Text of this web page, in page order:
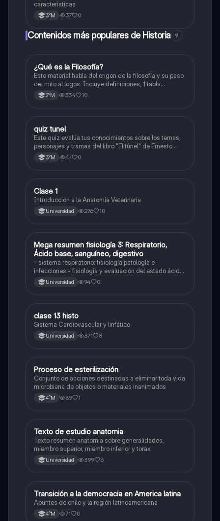
características
3°M 37 0
Contenidos más populares de Historia 9
Historia
¿Qué es la Filosofía?
Este material habla del origen de la filosofía y su paso
del mito al logos. Incluye definiciones, 1 tabla
comparativa, conceptos como la cosmología y la
antropología, y propuestas de filósofos presocráticos.
2°M 334 10
Otros
quiz tunel
Este quiz evalúa tus conocimientos sobre los temas,
personajes y tramas del libro "El túnel" de Ernesto
Sabato.
3°M 41 0
Otros
Clase 1
Introducción a la Anatomía Veterinaria
Universidad 276 10
Biología
Mega resumen fisiología 3: Respiratorio,
Ácido base, sanguíneo, digestivo
- sistema respiratorio: fisiología patología e
infecciones - fisiología y evaluación del estado ácido
base - sistema renal: fisiología y patología -
sanguíneo: lo más básico y anemia - fisiología
Universidad 94 0
Otros
clase 13 histo
Sistema Cardiovascular y linfático
Universidad 371 8
Otros
Proceso de esterilización
Conjunto de acciones destinadas a eliminar toda vida
microbiana de objetos o materiales inanimados
4°M 39 1
Otros
Texto de estudio anatomia
Texto resumen anatomia sobre generalidades,
miembro superior, miembro inferior y torax
Universidad 399 6
Otros
Transición a la democracia en America latina
Apuntes de chile y la región latinoamericana
4°M 71 0